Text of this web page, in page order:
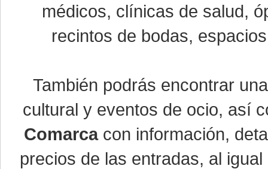
médicos, clínicas de salud,
recintos de bodas,
También podrás encontrar
cultural y eventos de ocio, así
Comarcacon información,
precios de las entradas, al